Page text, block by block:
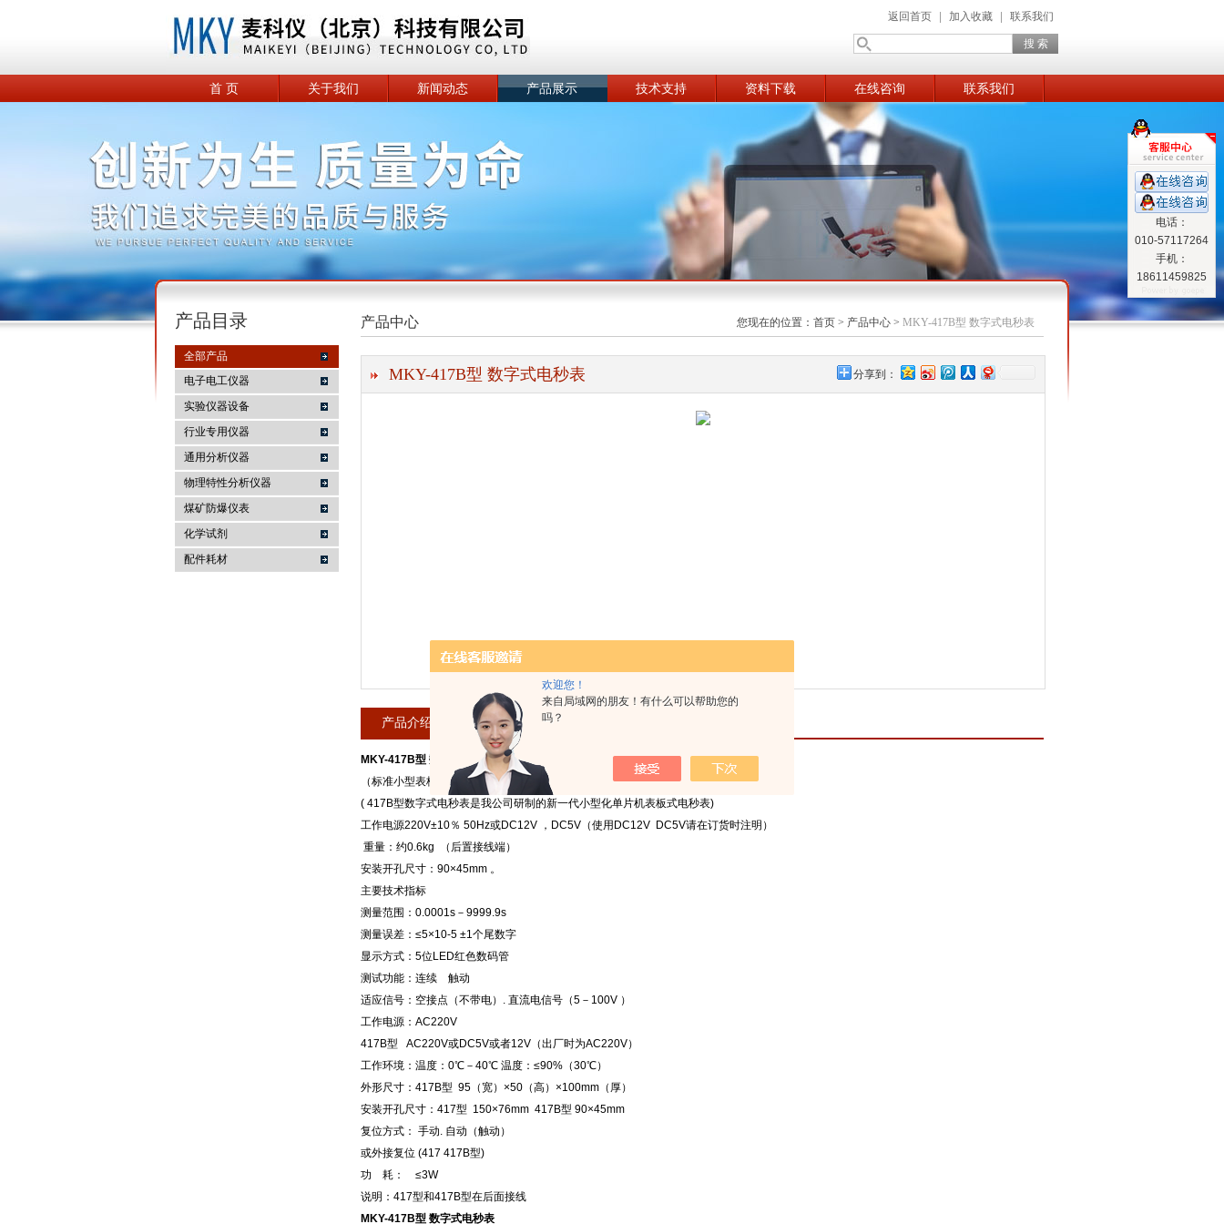
欢迎您！
来自局域网的朋友！有什么可以帮助您的
吗？
麦科仪（北京）科技有限公司
返回首页 加入收藏 联系我们
首 页 关于我们 新闻动态 产品展示 技术支持 资料下载 在线咨询 联系我们
产品目录
全部产品
电子电工仪器
实验仪器设备
行业专用仪器
通用分析仪器
物理特性分析仪器
煤矿防爆仪表
化学试剂
配件耗材
产品中心 您现在的位置： 首页 > 产品中心 > MKY-417B型 数字式电秒表
MKY-417B型 数字式电秒表 分享到：
产品介绍 在线留言
MKY-417B型 数字式电秒表
（标准小型表板式）与417型数字式电秒表的功能、量程一样。
( 417B型数字式电秒表是我公司研制的新一代小型化单片机表板式电秒表)
工作电源220V±10％ 50Hz或DC12V ，DC5V（使用DC12V DC5V请在订货时注明）
重量：约0.6kg （后置接线端）
安装开孔尺寸：90×45mm 。
主要技术指标
测量范围：0.0001s－9999.9s
测量误差：≤5×10-5 ±1个尾数字
显示方式：5位LED红色数码管
测试功能：连续 触动
适应信号：空接点（不带电）. 直流电信号（5－100V ）
工作电源：AC220V
417B型 AC220V或DC5V或者12V（出厂时为AC220V）
工作环境：温度：0℃－40℃ 温度：≤90%（30℃）
外形尺寸：417B型 95（宽）×50（高）×100mm（厚）
安装开孔尺寸：417型 150×76mm 417B型 90×45mm
复位方式： 手动. 自动（触动）
或外接复位 (417 417B型)
功 耗： ≤3W
说明：417型和417B型在后面接线
MKY-417B型 数字式电秒表
电话：
010-57117264
手机：
18611459825